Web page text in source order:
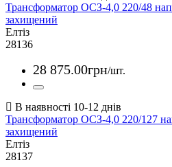
Трансформатор ОСЗ-4,0 220/48
захищений
Елтіз
28136
28 875.00грн/шт.
Трансформатор ОСЗ-4,0 220/127
захищений
Елтіз
28137